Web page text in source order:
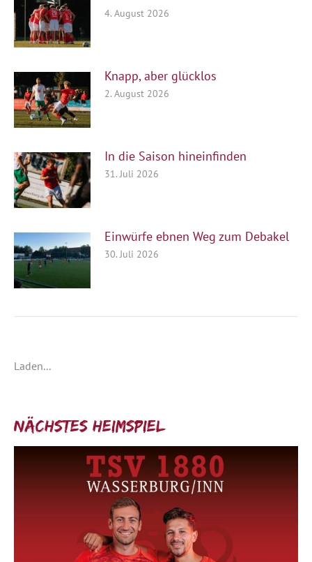
4. August 2026
Knapp, aber glücklos
2. August 2026
In die Saison hineinfinden
31. Juli 2026
Einwürfe ebnen Weg zum Debakel
30. Juli 2026
Laden...
Nächstes Heimspiel